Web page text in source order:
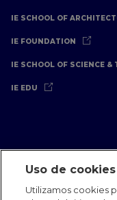
IE SCHOOL OF
IE FOUNDATION
IE SCHOOL OF SCIENCE &
IE EDU
Oficinas Internacionales
Uso de cookies
Utilizamos cookies